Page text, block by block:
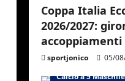
Coppa Italia
2026/2027:
accoppiamenti
sportjonico
05/
Calcio a 5 Maschile